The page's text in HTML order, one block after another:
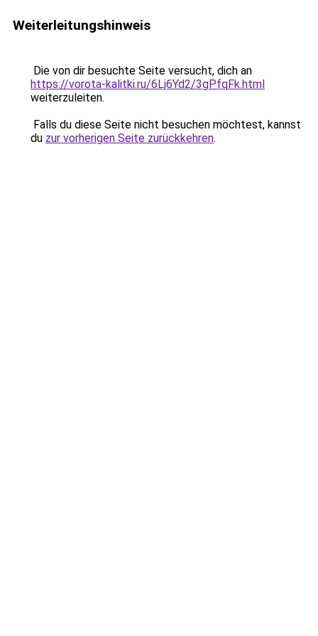
Weiterleitungshinweis
Die von dir besuchte Seite versucht, dich an
https://vorota-kalitki.ru/6Lj6Yd2/3gPfqFk.html
weiterzuleiten.
Falls du diese Seite nicht besuchen möchtest, kannst
du zur vorherigen Seite zurückkehren.